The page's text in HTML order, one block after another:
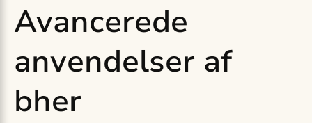
Avancerede
anvendelser af
bher